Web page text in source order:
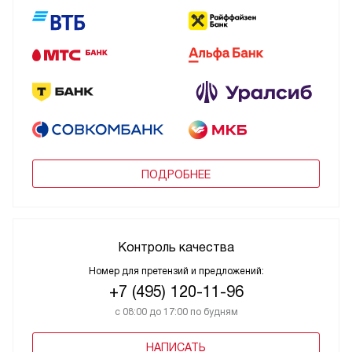
ПОДРОБНЕЕ
Контроль качества
Номер для претензий и предложений:
+7 (495) 120-11-96
с 08:00 до 17:00 по будням
НАПИСАТЬ